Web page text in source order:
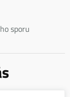
sporu